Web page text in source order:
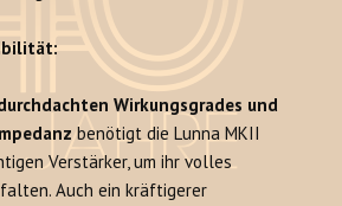
Wirkungsgrades und
benötigt die Lunna MKII
Verstärker, um ihr volles
Auch ein kräftigerer